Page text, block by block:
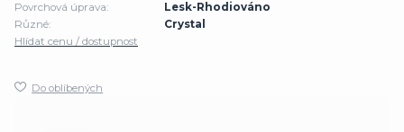
Povrchová úprava:
Lesk-Rhodiováno
Různé:
Crystal
Hlídat cenu / dostupnost
Do oblíbených